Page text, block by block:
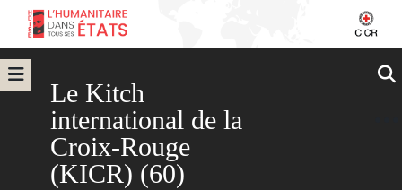
Le Kitch
international de la
Croix-Rouge
(KICR) (60)